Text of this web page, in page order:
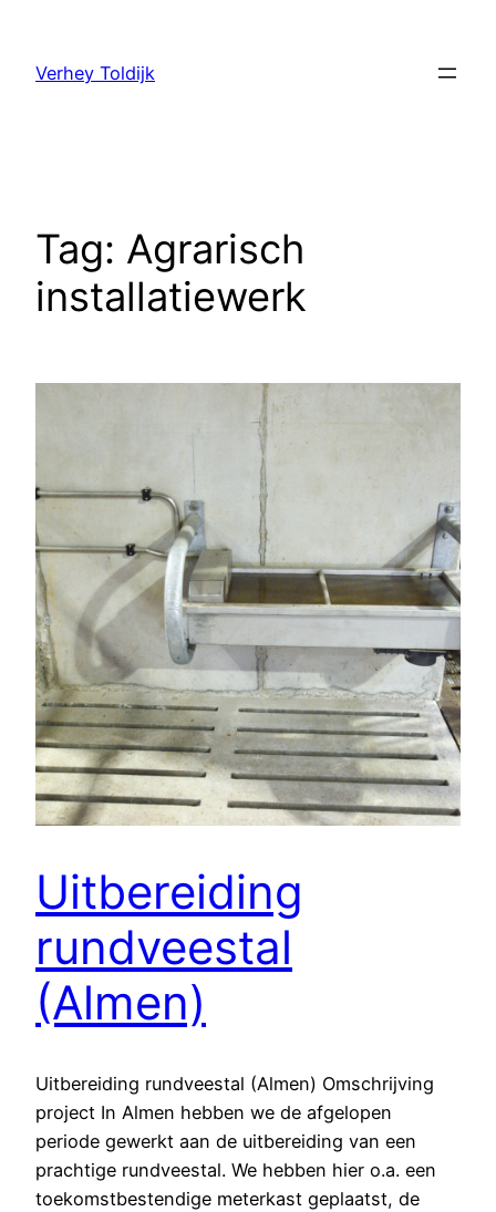
Verhey Toldijk
Tag: Agrarisch
installatiewerk
Uitbereiding
rundveestal
(Almen)
Uitbereiding rundveestal (Almen) Omschrijving
project In Almen hebben we de afgelopen
periode gewerkt aan de uitbereiding van een
prachtige rundveestal. We hebben hier o.a. een
toekomstbestendige meterkast geplaatst, de